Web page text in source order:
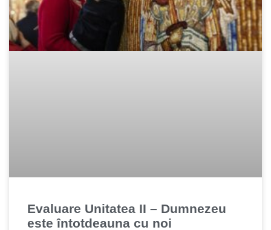
Evaluare Unitatea II – Dumnezeu
este întotdeauna cu noi